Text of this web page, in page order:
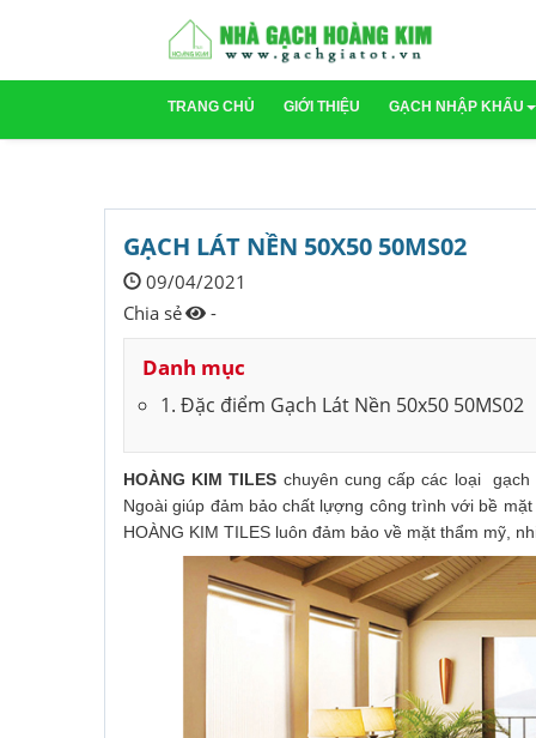
TRANG CHỦ GIỚI THIỆU GẠCH NHẬP KHẨU
GẠCH LÁT NỀN 50X50 50MS02
09/04/2021
Chia sẻ
-
Danh mục
1. Đặc điểm Gạch Lát Nền 50x50 50MS02
HOÀNG KIM TILES chuyên cung cấp các loại
Ngoài giúp đảm bảo chất lựợng công trình với bề
HOÀNG KIM TILES luôn đảm bảo về mặt thẩm mỹ,